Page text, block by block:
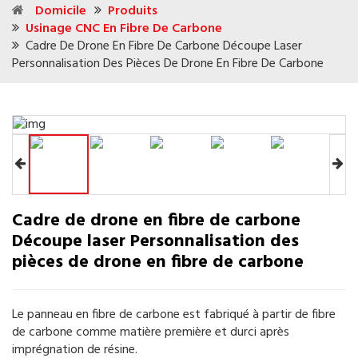
Domicile
Produits
Usinage CNC En Fibre De Carbone
Cadre De Drone En Fibre De Carbone Découpe Laser
Personnalisation Des Pièces De Drone En Fibre De Carbone
Cadre de drone en fibre de carbone
Découpe laser Personnalisation des
pièces de drone en fibre de carbone
Le panneau en fibre de carbone est fabriqué à partir de fibre
de carbone comme matière première et durci après
imprégnation de résine.